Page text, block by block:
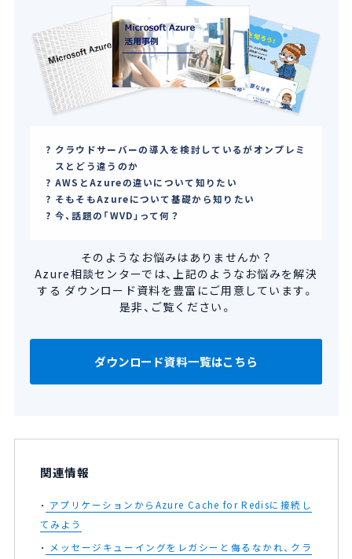
クラウドサーバーの導入を検討しているがオンプレミ
スとどう違うのか
AWSとAzureの違いについて知りたい
そもそもAzureについて基礎から知りたい
今、話題の「WVD」って何？
そのようなお悩みはありませんか？
Azure相談センターでは、上記のようなお悩みを解決
する ダウンロード資料を豊富にご用意しています。
是非、ご覧ください。
ダウンロード資料一覧はこちら
関連情報
アプリケーションからAzure Cache for Redisに接続し
てみよう
メッセージキューイングをレガシーと侮るなかれ、クラ